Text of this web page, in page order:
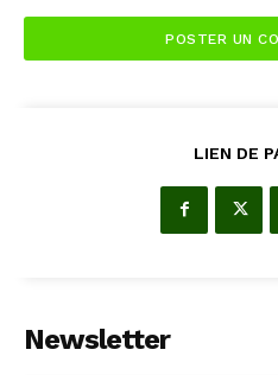
LIEN DE
Newsletter